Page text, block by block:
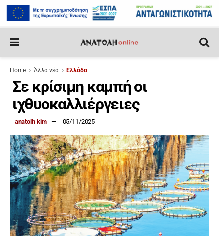
Home Άλλα νέα Ελλάδα
Σε κρίσιμη καμπή οι
ιχθυοκαλλιέργειες
anatolh kim 05/11/2025